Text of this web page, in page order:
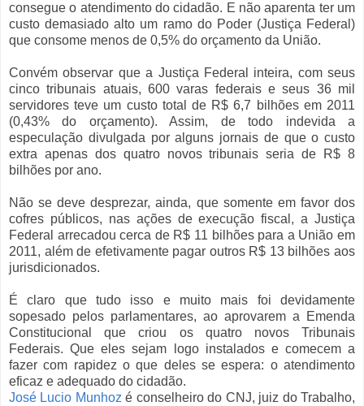
consegue o atendimento do cidadão. E não aparenta ter um
custo demasiado alto um ramo do Poder (Justiça Federal)
que consome menos de 0,5% do orçamento da União.
Convém observar que a Justiça Federal inteira, com seus
cinco tribunais atuais, 600 varas federais e seus 36 mil
servidores teve um custo total de R$ 6,7 bilhões em 2011
(0,43% do orçamento). Assim, de todo indevida a
especulação divulgada por alguns jornais de que o custo
extra apenas dos quatro novos tribunais seria de R$ 8
bilhões por ano.
Não se deve desprezar, ainda, que somente em favor dos
cofres públicos, nas ações de execução fiscal, a Justiça
Federal arrecadou cerca de R$ 11 bilhões para a União em
2011, além de efetivamente pagar outros R$ 13 bilhões aos
jurisdicionados.
É claro que tudo isso e muito mais foi devidamente
sopesado pelos parlamentares, ao aprovarem a Emenda
Constitucional que criou os quatro novos Tribunais
Federais. Que eles sejam logo instalados e comecem a
fazer com rapidez o que deles se espera: o atendimento
eficaz e adequado do cidadão.
José Lucio Munhoz é conselheiro do CNJ, juiz do Trabalho,